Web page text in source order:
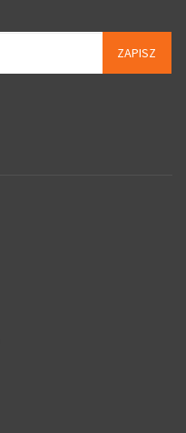
ZAPISZ